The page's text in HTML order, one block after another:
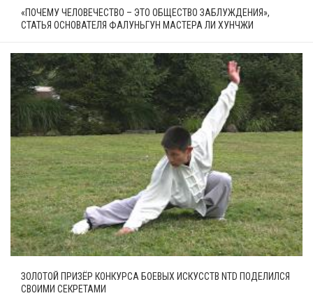
«ПОЧЕМУ ЧЕЛОВЕЧЕСТВО – ЭТО ОБЩЕСТВО ЗАБЛУЖДЕНИЯ»,
СТАТЬЯ ОСНОВАТЕЛЯ ФАЛУНЬГУН МАСТЕРА ЛИ ХУНЧЖИ
ЗОЛОТОЙ ПРИЗЁР КОНКУРСА БОЕВЫХ ИСКУССТВ NTD ПОДЕЛИЛСЯ
СВОИМИ СЕКРЕТАМИ